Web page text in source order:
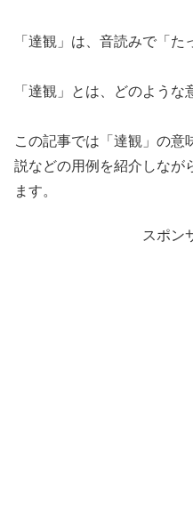
「達観」は、音読みで「た
「達観」とは、どのような
この記事では「達観」の意
説などの用例を紹介しなが
ます。
スポン